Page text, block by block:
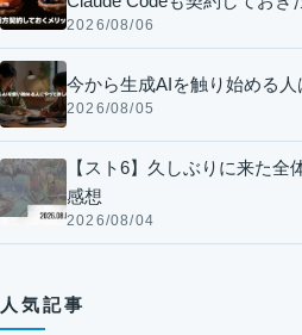
2026/08/06
今から生成AIを触り始める
2026/08/05
【スト6】久しぶりに来た全
感想
2026/08/04
人気記事